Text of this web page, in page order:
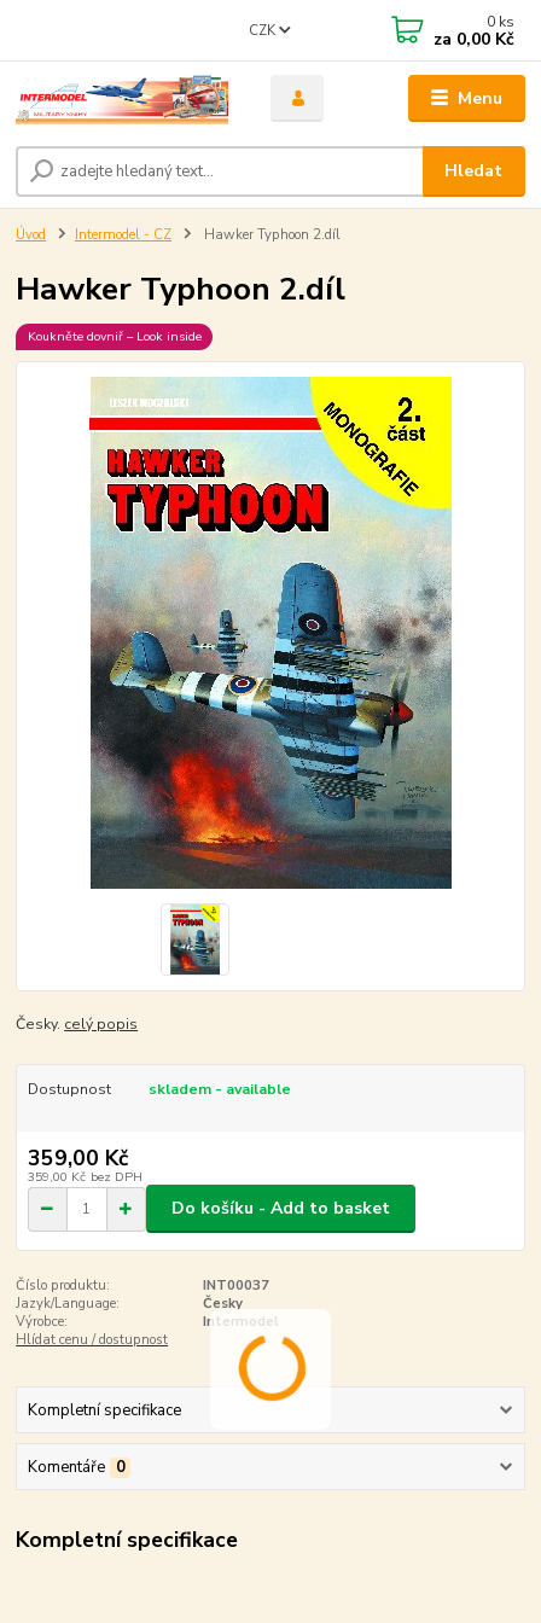
Menu
CZK
Hledat
0 ks
za 0,00 Kč
Úvod Intermodel - CZ Hawker Typhoon 2.díl
Hawker Typhoon 2.díl
Koukněte dovniř – Look inside
Česky. celý popis
Dostupnost skladem - available
359,00 Kč
359,00 Kč bez DPH
Do košíku - Add to basket
Číslo produktu:
INT00037
Jazyk/Language:
Česky
Výrobce:
Intermodel
Hlídat cenu / dostupnost
Kompletní specifikace
Komentáře 0
Kompletní specifikace